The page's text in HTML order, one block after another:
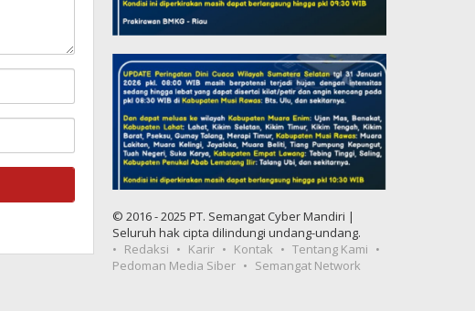
© 2016 - 2025 PT. Semangat Cyber Mandiri |
Seluruh hak cipta dilindungi undang-undang.
Redaksi
Karir Kontak
Tentang Kami
Pedoman Media Siber
Semangat Network